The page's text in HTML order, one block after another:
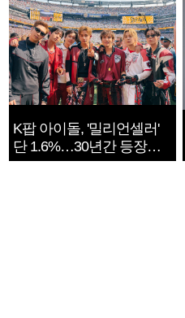
K팝 아이돌, '밀리언셀러'
단 1.6%…30년간 등장
1182개팀 전수조사